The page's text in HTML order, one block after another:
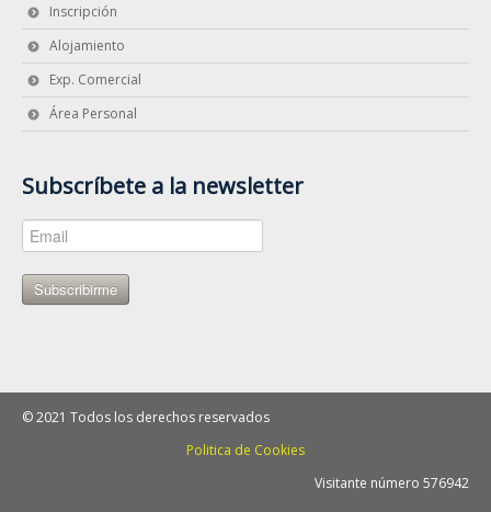
Inscripción
Alojamiento
Exp. Comercial
Área Personal
Subscríbete a la newsletter
Subscribirme
© 2021 Todos los derechos reservados
Politica de Cookies
Visitante número 576942